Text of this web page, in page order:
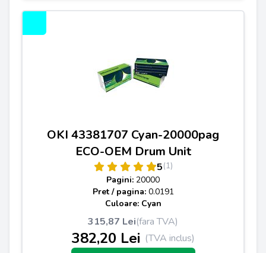
OKI 43381707 Cyan-20000pag
ECO-OEM Drum Unit
5(1)
Pagini: 20000
Pret / pagina: 0.0191
Culoare: Cyan
315,87 Lei(fara TVA)
382,20 Lei (TVA inclus)